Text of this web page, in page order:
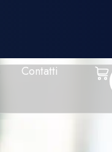
Contatti